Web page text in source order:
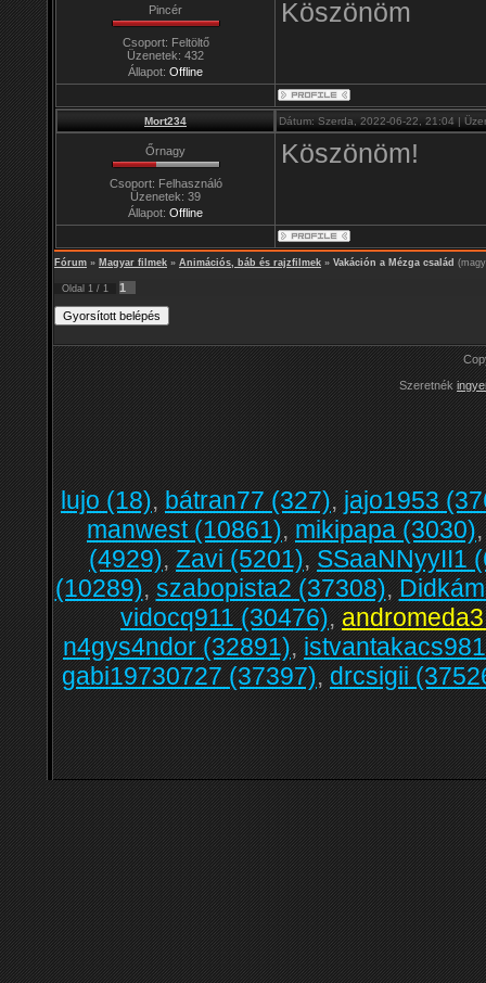
Pincér
Csoport: Feltöltő
Üzenetek: 432
Állapot: Offline
Köszönöm
Mort234 Dátum: Szerda, 2022-06-22, 21:04 |
Őrnagy
Csoport: Felhasználó
Üzenetek: 39
Állapot: Offline
Köszönöm!
Fórum » Magyar filmek » Animációs, báb és rajzfilmek » Vakáción a Mézga család
Oldal 1 / 1 1
Szeretnék
lujo (18),bátran77 (327),jajo1953
manwest (10861),mikipapa (3030)
(4929),Zavi (5201),SSaaNNyyII1
(10289),szabopista2 (37308),
vidocq911 (30476),
n4gys4ndor (32891),
gabi19730727 (37397),drcsigii